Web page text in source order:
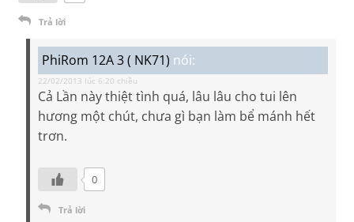
Trả lời
PhiRom 12A 3 ( NK71) nói:
22/02/2013 lúc 6:20 chiều
Cả Lần này thiệt tình quá, lâu lâu cho tui lên
hương một chút, chưa gì bạn làm bể mánh hết
trơn.
0
Trả lời